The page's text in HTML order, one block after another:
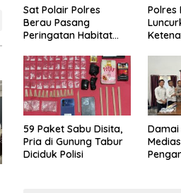
Sat Polair Polres
Berau Pasang
Peringatan Habitat
Polres
Lewat
59 Paket Sabu Disita,
Pria di Gunung Tabur
Diciduk Polisi
Damai